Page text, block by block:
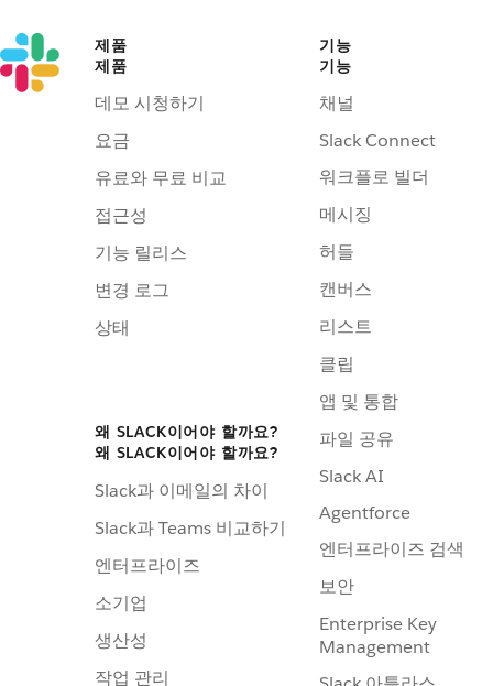
제품
제품
데모 시청하기
요금
유료와 무료 비교
접근성
기능 릴리스
변경 로그
상태
왜 SLACK이어야 할까요?
왜 SLACK이어야 할까요?
Slack과 이메일의 차이
Slack과 Teams 비교하기
엔터프라이즈
소기업
생산성
작업 관리
기능
기능
채널
Slack Connect
워크플로 빌더
메시징
허들
캔버스
리스트
클립
앱 및 통합
파일 공유
Slack AI
Agentforce
엔터프라이즈 검색
보안
Enterprise Key
Management